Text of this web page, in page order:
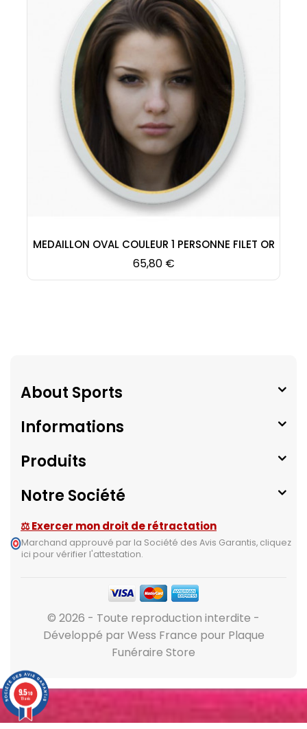
MEDAILLON OVAL COULEUR 1 PERSONNE FILET OR
Prix
65,80 €
About Sports
Informations
Produits
Notre Société
⚖ Exercer mon droit de rétractation
Marchand approuvé par la Société des Avis Garantis, cliquez
ici pour vérifier l'attestation.
© 2026 - Toute reproduction interdite -
Développé par Wess France pour Plaque
Funéraire Store
9.5/10
19 avis